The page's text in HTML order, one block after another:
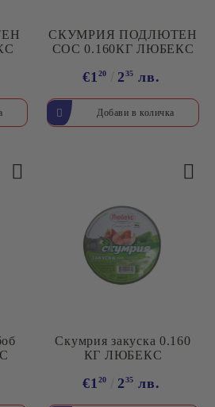
СКУМРИЯ ПОДЛЮТЕН
СОС 0.160КГ ЛЮБЕКС
€120 235 лв.
Скумрия закуска 0.160
КГ ЛЮБЕКС
€120 235 лв.